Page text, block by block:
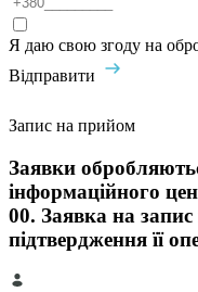
Я даю свою згоду на
Відправити
Запис на прийом
Заявки
інформаційного
00. Заявка на запис
підтвердження її